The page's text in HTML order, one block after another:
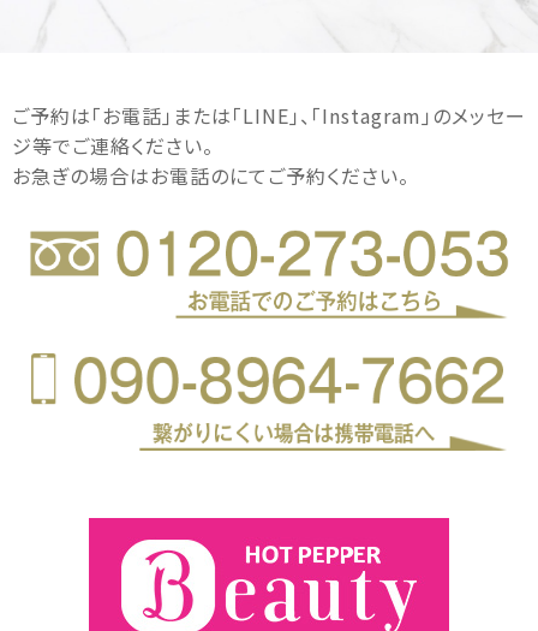
ご予約は｢お電話｣または｢LINE｣、｢Instagram｣のメッセー
ジ等でご連絡ください。
お急ぎの場合はお電話のにてご予約ください。